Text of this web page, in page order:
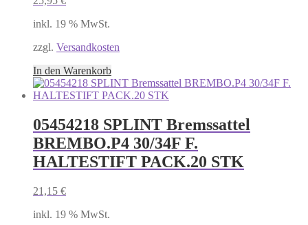
inkl. 19 % MwSt.
zzgl. Versandkosten
In den Warenkorb
05454218 SPLINT Bremssattel
BREMBO.P4 30/34F F.
HALTESTIFT PACK.20 STK
21,15 €
inkl. 19 % MwSt.